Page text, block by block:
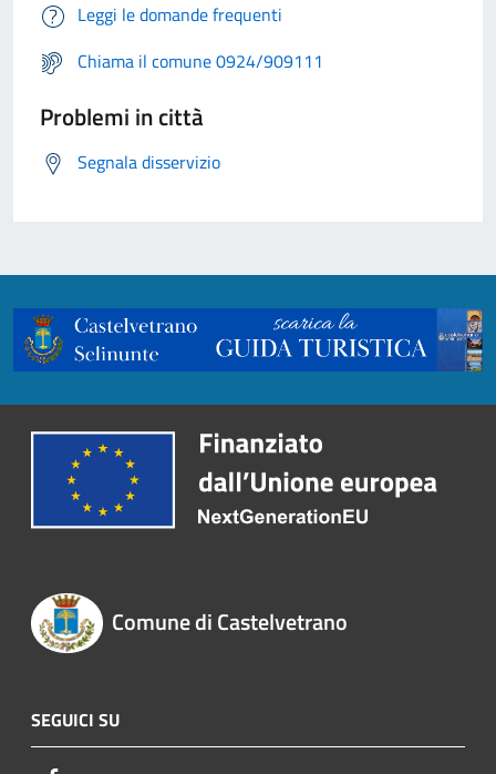
Leggi le domande frequenti
Chiama il comune 0924/909111
Problemi in città
Segnala disservizio
Comune di Castelvetrano
SEGUICI SU